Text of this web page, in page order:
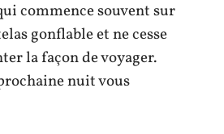
commence souvent sur
gonflable et ne cesse
la façon de voyager.
nuit vous